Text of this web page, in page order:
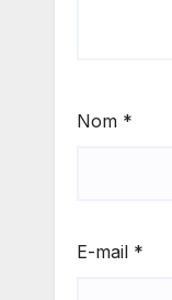
Nom *
E-mail *